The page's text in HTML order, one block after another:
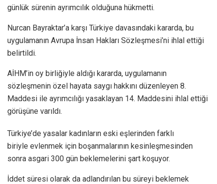
günlük sürenin ayrımcılık olduğuna hükmetti.
Nurcan Bayraktar’a karşı Türkiye davasındaki kararda, bu
uygulamanın Avrupa İnsan Hakları Sözleşmesi’ni ihlal ettiği
belirtildi.
AİHM’in oy birliğiyle aldığı kararda, uygulamanın
sözleşmenin özel hayata saygı hakkını düzenleyen 8.
Maddesi ile ayrımcılığı yasaklayan 14. Maddesini ihlal ettiği
görüşüne varıldı.
Türkiye’de yasalar kadınların eski eşlerinden farklı
biriyle evlenmek için boşanmalarının kesinleşmesinden
sonra asgari 300 gün beklemelerini şart koşuyor.
İddet süresi olarak da adlandırılan bu süreyi beklemek